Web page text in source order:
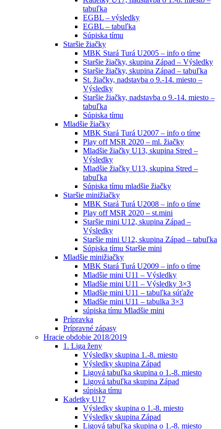
tabuľka
EGBL – výsledky
EGBL – tabuľka
Súpiska tímu
Staršie žiačky
MBK Stará Turá U2005 – info o tíme
Staršie žiačky, skupina Západ – Výsledky
Staršie žiačky, skupina Západ – tabuľka
St. žiačky, nadstavba o 9.-14. miesto –
Výsledky
Staršie žiačky, nadstavba o 9.-14. miesto –
tabuľka
Súpiska tímu
Mladšie žiačky
MBK Stará Turá U2007 – info o tíme
Play off MSR 2020 – ml. žiačky
Mladšie žiačky U13, skupina Stred –
Výsledky
Mladšie žiačky U13, skupina Stred –
tabuľka
Súpiska tímu mladšie žiačky
Staršie minižiačky
MBK Stará Turá U2008 – info o tíme
Play off MSR 2020 – st.mini
Staršie mini U12, skupina Západ –
Výsledky
Staršie mini U12, skupina Západ – tabuľka
Súpiska tímu Staršie mini
Mladšie minižiačky
MBK Stará Turá U2009 – info o tíme
Mladšie mini U11 – Výsledky
Mladšie mini U11 – Výsledky 3×3
Mladšie mini U11 – tabuľka súťaže
Mladšie mini U11 – tabulka 3×3
súpiska tímu Mladšie mini
Prípravka
Prípravné zápasy
Hracie obdobie 2018/2019
1. Liga ženy
Výsledky skupina 1.-8. miesto
Výsledky skupina Západ
Ligová tabuľka skupina o 1.-8. miesto
Ligová tabuľka skupina Západ
súpiska tímu
Kadetky U17
Výsledky skupina o 1.-8. miesto
Výsledky skupina Západ
Ligová tabuľka skupina o 1.-8. miesto